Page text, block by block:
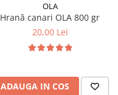
OLA
Hrană canari OLA 800 gr
20,00 Lei
ADAUGA IN COS